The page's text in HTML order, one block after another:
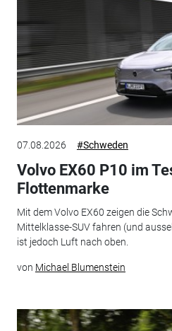
07.08.2026 #Schweden
Volvo EX60 P10 im
Flottenmarke
Mit dem Volvo EX60 zeigen die
Mittelklasse-SUV fahren (und
ist jedoch Luft nach oben.
von Michael Blumenstein